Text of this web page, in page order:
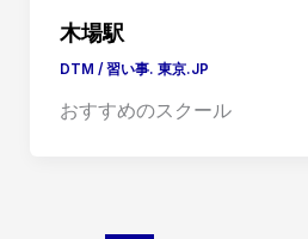
木場駅
DTM / 習い事. 東京.JP
おすすめのスクール